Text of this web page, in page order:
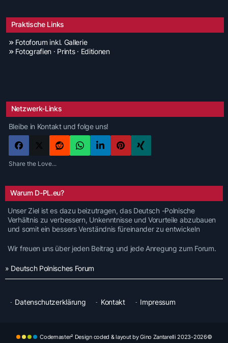
Praktische Links
Fotoforum inkl. Gallerie
Fotografien · Prints · Editionen
Netzwerk-Links
Bleibe in Kontakt und folge uns!
Share the Love...
Warum D-PL.eu?
Unser Ziel ist es dazu beizutragen, das Deutsch -Polnische
Verhältnis zu verbessern, Unkenntnisse und Vorurteile abzubauen
und somit ein bessers Verständnis füreinander zu entwickeln
Wir freuen uns über jeden Beitrag und jede Anregung zum Forum.
» Deutsch Polnisches Forum
Datenschutzerklärung Kontakt Impressum
Codemaster² Design coded & layout by Gino Zantarelli 2023-2026©